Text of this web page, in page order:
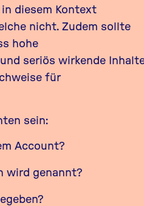
diesem Kontext
nicht. Zudem sollte
hohe
seriös wirkende
für
sein:
Account?
wird genannt?